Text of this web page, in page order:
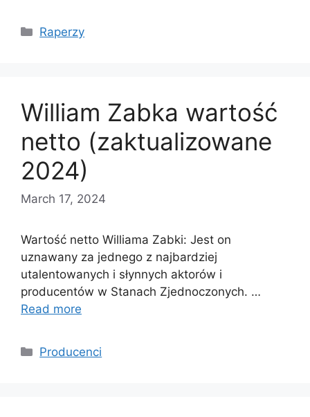
Categories
Raperzy
William Zabka wartość
netto (zaktualizowane
2024)
March 17, 2024
Wartość netto Williama Zabki: Jest on
uznawany za jednego z najbardziej
utalentowanych i słynnych aktorów i
producentów w Stanach Zjednoczonych. …
Read more
Categories
Producenci